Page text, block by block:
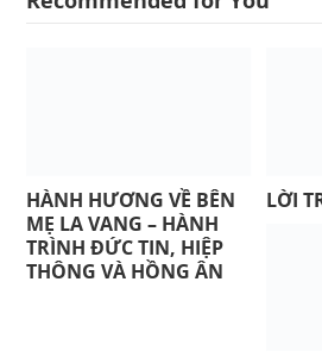
HÀNH HƯƠNG VỀ BÊN
MẸ LA VANG – HÀNH
TRÌNH ĐỨC TIN, HIỆP
THÔNG VÀ HỒNG ÂN
LỜI